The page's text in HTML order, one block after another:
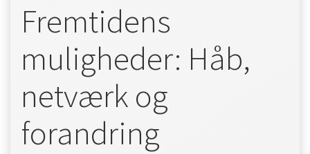
Fremtidens
muligheder: Håb,
netværk og
forandring